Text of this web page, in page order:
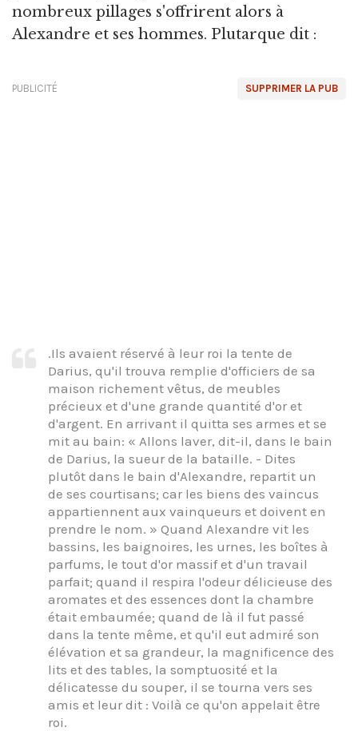
nombreux pillages s'offrirent alors à
Alexandre et ses hommes. Plutarque dit :
SUPPRIMER LA PUB
PUBLICITÉ
.Ils avaient réservé à leur roi la tente de
Darius, qu'il trouva remplie d'officiers de sa
maison richement vêtus, de meubles
précieux et d'une grande quantité d'or et
d'argent. En arrivant il quitta ses armes et se
mit au bain: « Allons laver, dit-il, dans le bain
de Darius, la sueur de la bataille. - Dites
plutôt dans le bain d'Alexandre, repartit un
de ses courtisans; car les biens des vaincus
appartiennent aux vainqueurs et doivent en
prendre le nom. » Quand Alexandre vit les
bassins, les baignoires, les urnes, les boîtes à
parfums, le tout d'or massif et d'un travail
parfait; quand il respira l'odeur délicieuse des
aromates et des essences dont la chambre
était embaumée; quand de là il fut passé
dans la tente même, et qu'il eut admiré son
élévation et sa grandeur, la magnificence des
lits et des tables, la somptuosité et la
délicatesse du souper, il se tourna vers ses
amis et leur dit : Voilà ce qu'on appelait être
roi.